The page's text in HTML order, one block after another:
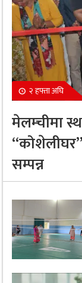
२ हफ्ता अघि
मेलम्चीमा
सम्पन्न